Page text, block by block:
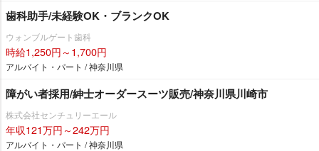
歯科助手/未経験OK・ブランクOK
ウォンブルゲート歯科
時給1,250円～1,700円
アルバイト・パート / 神奈川県
障がい者採用/紳士オーダースーツ販売/神奈川県川崎市
株式会社センチュリーエール
年収121万円～242万円
アルバイト・パート / 神奈川県